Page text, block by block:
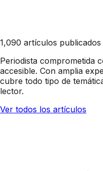
1,090 artículos publicados
Periodista comprometida
accesible. Con amplia
cubre todo tipo de
lector.
Ver todos los artículos